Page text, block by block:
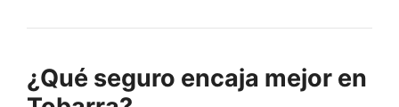
¿Qué seguro encaja mejor en